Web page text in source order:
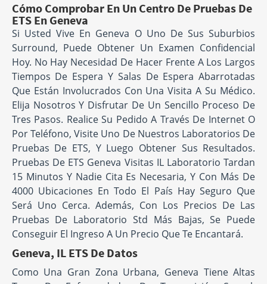
Cómo Comprobar En Un Centro De Pruebas De
ETS En Geneva
Si Usted Vive En Geneva O Uno De Sus Suburbios
Surround, Puede Obtener Un Examen Confidencial
Hoy. No Hay Necesidad De Hacer Frente A Los Largos
Tiempos De Espera Y Salas De Espera Abarrotadas
Que Están Involucrados Con Una Visita A Su Médico.
Elija Nosotros Y Disfrutar De Un Sencillo Proceso De
Tres Pasos. Realice Su Pedido A Través De Internet O
Por Teléfono, Visite Uno De Nuestros Laboratorios De
Pruebas De ETS, Y Luego Obtener Sus Resultados.
Pruebas De ETS Geneva Visitas IL Laboratorio Tardan
15 Minutos Y Nadie Cita Es Necesaria, Y Con Más De
4000 Ubicaciones En Todo El País Hay Seguro Que
Será Uno Cerca. Además, Con Los Precios De Las
Pruebas De Laboratorio Std Más Bajas, Se Puede
Conseguir El Ingreso A Un Precio Que Te Encantará.
Geneva, IL ETS De Datos
Como Una Gran Zona Urbana, Geneva Tiene Altas